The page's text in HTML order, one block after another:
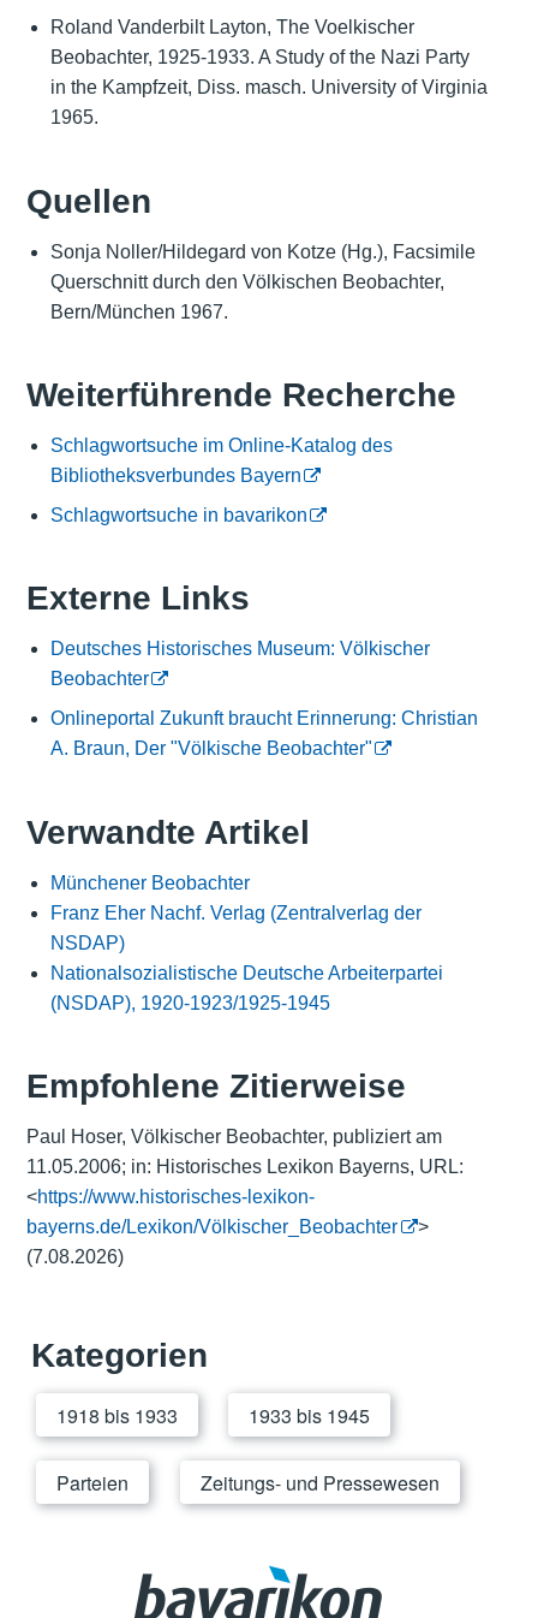
Roland Vanderbilt Layton, The Voelkischer
Beobachter, 1925-1933. A Study of the Nazi Party
in the Kampfzeit, Diss. masch. University of Virginia
1965.
Quellen
Sonja Noller/Hildegard von Kotze (Hg.), Facsimile
Querschnitt durch den Völkischen Beobachter,
Bern/München 1967.
Weiterführende Recherche
Schlagwortsuche im Online-Katalog des
Bibliotheksverbundes Bayern
Schlagwortsuche in bavarikon
Externe Links
Deutsches Historisches Museum: Völkischer
Beobachter
Onlineportal Zukunft braucht Erinnerung: Christian
A. Braun, Der "Völkische Beobachter"
Verwandte Artikel
Münchener Beobachter
Franz Eher Nachf. Verlag (Zentralverlag der
NSDAP)
Nationalsozialistische Deutsche Arbeiterpartei
(NSDAP), 1920-1923/1925-1945
Empfohlene Zitierweise
Paul Hoser, Völkischer Beobachter, publiziert am
11.05.2006; in: Historisches Lexikon Bayerns, URL:
<https://www.historisches-lexikon-
bayerns.de/Lexikon/Völkischer_Beobachter
>
(7.08.2026)
Kategorien
1918 bis 1933 1933 bis 1945
Parteien Zeitungs- und Pressewesen